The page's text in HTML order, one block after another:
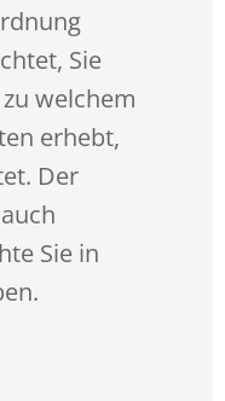
Sie
welchem
erhebt,
Der
Sie in